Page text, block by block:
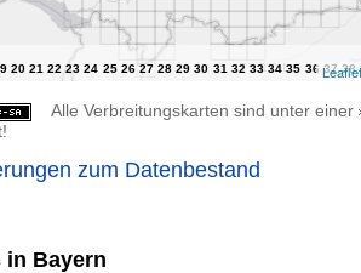
Leaflet
Alle Verbreitungskarten sind unter einer
zum Datenbestand
in Bayern